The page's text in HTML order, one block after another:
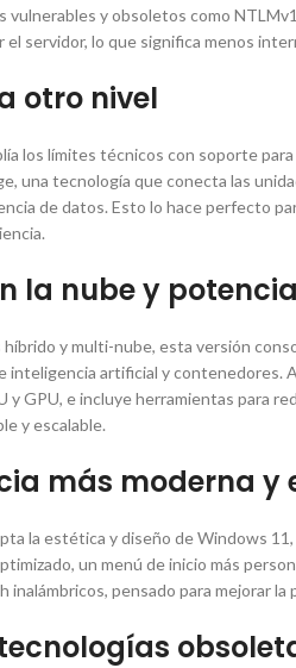
vulnerables y obsoletos como
el servidor, lo que significa menos
otro nivel
los límites técnicos con soporte
una tecnología que conecta las
de datos. Esto lo hace perfecto
la nube y
híbrido y multi-nube, esta versión
inteligencia artificial y contenedores.
y GPU, e incluye herramientas para
y escalable.
más moderna y
la estética y diseño de Windows
un menú de inicio más
pensado para mejorar